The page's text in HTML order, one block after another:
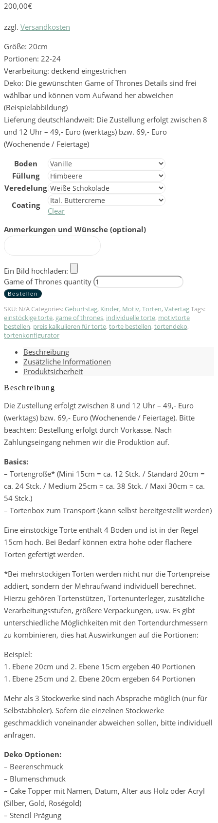
200,00€
zzgl. Versandkosten
Größe: 20cm
Portionen: 22-24
Verarbeitung: deckend eingestrichen
Deko: Die gewünschten Game of Thrones Details sind frei
wählbar und können vom Aufwand her abweichen
(Beispielabbildung)
Lieferung deutschlandweit: Die Zustellung erfolgt zwischen 8
und 12 Uhr – 49,- Euro (werktags) bzw. 69,- Euro
(Wochenende / Feiertage)
Boden
Füllung
Veredelung
Coating
Clear
Anmerkungen und Wünsche (optional)
Ein Bild hochladen:
Game of Thrones quantity
Bestellen
SKU: N/A Categories: Geburtstag, Kinder, Motiv, Torten, VatertagTags:
einstöckige torte, game of thrones, individuelle torte, motivtorte
bestellen, preis kalkulieren für torte, torte bestellen, tortendeko,
tortenkonfigurator
Beschreibung
Zusätzliche Informationen
Produktsicherheit
Beschreibung
Die Zustellung erfolgt zwischen 8 und 12 Uhr – 49,- Euro
(werktags) bzw. 69,- Euro (Wochenende / Feiertage). Bitte
beachten: Bestellung erfolgt durch Vorkasse. Nach
Zahlungseingang nehmen wir die Produktion auf.
Basics:
– Tortengröße* (Mini 15cm = ca. 12 Stck. / Standard 20cm =
ca. 24 Stck. / Medium 25cm = ca. 38 Stck. / Maxi 30cm = ca.
54 Stck.)
– Tortenbox zum Transport (kann selbst bereitgestellt werden)
Eine einstöckige Torte enthält 4 Böden und ist in der Regel
15cm hoch. Bei Bedarf können extra hohe oder flachere
Torten gefertigt werden.
*Bei mehrstöckigen Torten werden nicht nur die Tortenpreise
addiert, sondern der Mehraufwand individuell berechnet.
Hierzu gehören Tortenstützen, Tortenunterleger, zusätzliche
Verarbeitungsstufen, größere Verpackungen, usw. Es gibt
unterschiedliche Möglichkeiten mit den Tortendurchmessern
zu kombinieren, dies hat Auswirkungen auf die Portionen:
Beispiel:
1. Ebene 20cm und 2. Ebene 15cm ergeben 40 Portionen
1. Ebene 25cm und 2. Ebene 20cm ergeben 64 Portionen
Mehr als 3 Stockwerke sind nach Absprache möglich (nur für
Selbstabholer). Sofern die einzelnen Stockwerke
geschmacklich voneinander abweichen sollen, bitte individuell
anfragen.
Deko Optionen:
– Beerenschmuck
– Blumenschmuck
– Cake Topper mit Namen, Datum, Alter aus Holz oder Acryl
(Silber, Gold, Roségold)
– Stencil Prägung